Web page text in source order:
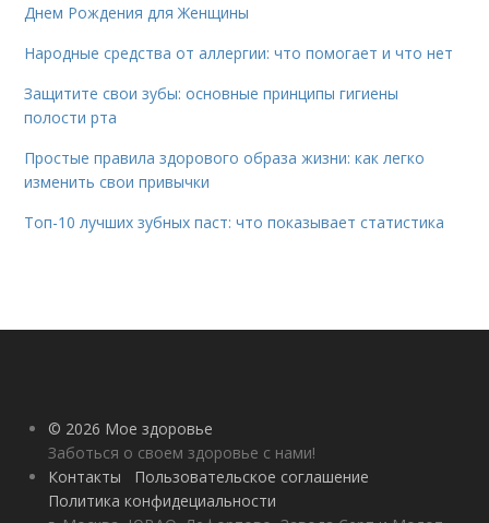
Днем Рождения для Женщины
Народные средства от аллергии: что помогает и что нет
Защитите свои зубы: основные принципы гигиены
полости рта
Простые правила здорового образа жизни: как легко
изменить свои привычки
Топ-10 лучших зубных паст: что показывает статистика
© 2026 Мое здоровье
Заботься о своем здоровье с нами!
Контакты
Пользовательское соглашение
Политика конфидециальности